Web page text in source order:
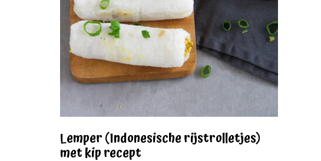
Lemper (Indonesische rijstrolletjes)
met kip recept